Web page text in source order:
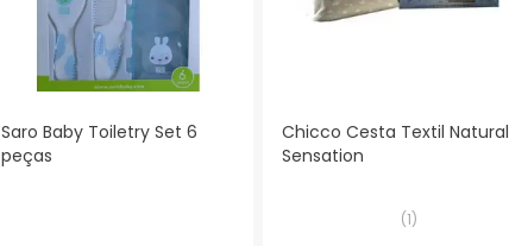
Saro Baby Toiletry Set 6
peças
Chicco Cesta Textil Natural
Sensation
(1)